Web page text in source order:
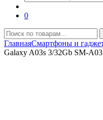
0
Искать:
ГлавнаяСмартфоны и
Galaxy A03s 3/32Gb SM-